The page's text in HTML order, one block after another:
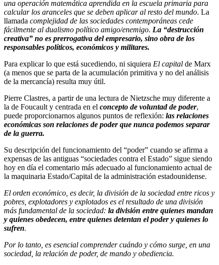
una operación matemática aprendida en la escuela primaria para
calcular los aranceles que se deben aplicar al resto del mundo. La
llamada complejidad de las sociedades contemporáneas cede
fácilmente al dualismo político amigo/enemigo. La “destrucción
creativa” no es prerrogativa del empresario, sino obra de los
responsables políticos, económicos y militares.
Para explicar lo que está sucediendo, ni siquiera El capital de Marx
(a menos que se parta de la acumulación primitiva y no del análisis
de la mercancía) resulta muy útil.
Pierre Clastres, a partir de una lectura de Nietzsche muy diferente a
la de Foucault y centrada en el concepto de voluntad de poder,
puede proporcionarnos algunos puntos de reflexión: las relaciones
económicas son relaciones de poder que nunca podemos separar
de la guerra.
Su descripción del funcionamiento del “poder” cuando se afirma a
expensas de las antiguas “sociedades contra el Estado” sigue siendo
hoy en día el comentario más adecuado al funcionamiento actual de
la maquinaria Estado/Capital de la administración estadounidense.
El orden económico, es decir, la división de la sociedad entre ricos y
pobres, explotadores y explotados es el resultado de una división
más fundamental de la sociedad: la división entre quienes mandan
y quienes obedecen, entre quienes detentan el poder y quienes lo
sufren.
Por lo tanto, es esencial comprender cuándo y cómo surge, en una
sociedad, la relación de poder, de mando y obediencia.